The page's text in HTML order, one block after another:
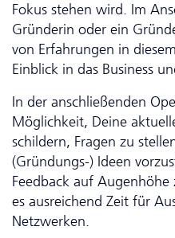
Fokus stehen wird. Im
Gründerin oder ein
von Erfahrungen in
Einblick in das Business
In der anschließenden
Möglichkeit, Deine
schildern, Fragen zu
(Gründungs-) Ideen
Feedback auf
es ausreichend Zeit für
Netzwerken.